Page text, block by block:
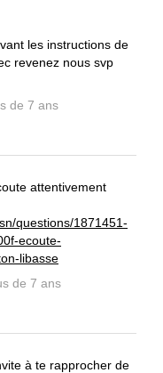
les instructions de
revenez nous svp
de 7 ans
attentivement
questions/1871451-
ecoute-
libasse
de 7 ans
à te rapprocher de